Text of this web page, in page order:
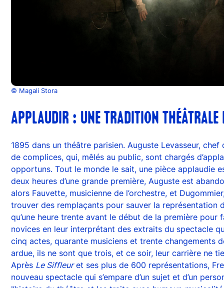
© Magali Stora
APPLAUDIR : UNE TRADITION THÉÂTRALE
1895 dans un théâtre parisien. Auguste Levasseur,
de complices, qui, mêlés au public, sont chargés
opportuns. Tout le monde le sait, une pièce applaudie
deux heures d’une grande première, Auguste est
alors Fauvette, musicienne de l’orchestre, et
trouver des remplaçants pour sauver la représentation
qu’une heure trente avant le début de la première pour
novices en leur interprétant des extraits du spectacle
cinq actes, quarante musiciens et trente changements
ardue, ils ne sont que trois, et ce soir, leur carrière ne
Après Le Siffleuret ses plus de 600 représentations,
nouveau spectacle qui s’empare d’un sujet et d’un